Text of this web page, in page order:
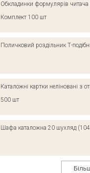
Обкладинки формулярів читача
Комплект 100 шт
Поличковий роздільник Т-
Каталожні картки неліновані з
500 шт
Шафа каталожна 20 шухляд